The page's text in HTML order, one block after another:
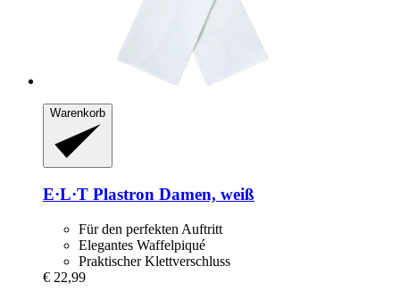
Warenkorb
E·L·T Plastron Damen, weiß
Für den perfekten Auftritt
Elegantes Waffelpiqué
Praktischer Klettverschluss
€ 22,99